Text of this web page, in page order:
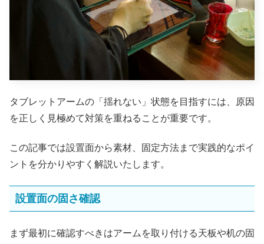
タブレットアームの「揺れない」状態を目指すには、原因
を正しく見極めて対策を重ねることが重要です。
この記事では設置面から素材、固定方法まで実践的なポイ
ントを分かりやすく解説いたします。
設置面の固さ確認
まず最初に確認すべきはアームを取り付ける天板や机の固